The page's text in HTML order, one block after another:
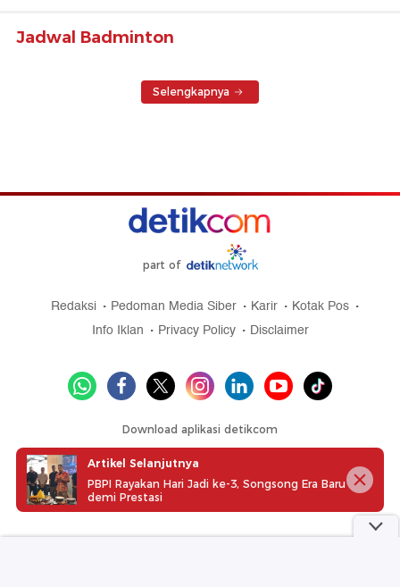
Jadwal Badminton
Selengkapnya
part of
Redaksi Pedoman Media Siber Karir
Kotak Pos
Info Iklan
Privacy Policy Disclaimer
Download aplikasi detikcom
Copyright @ 2026 detikcom, All right reserved
Artikel Selanjutnya
PBPI Rayakan Hari Jadi ke-3, Songsong Era Baru
demi Prestasi